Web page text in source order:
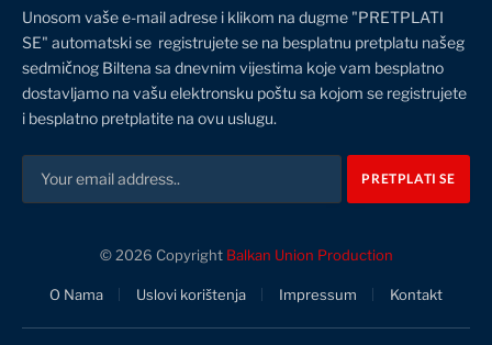
Unosom vaše e-mail adrese i klikom na dugme "PRETPLATI
SE" automatski se registrujete se na besplatnu pretplatu našeg
sedmičnog Biltena sa dnevnim vijestima koje vam besplatno
dostavljamo na vašu elektronsku poštu sa kojom se registrujete
i besplatno pretplatite na ovu uslugu.
© 2026 Copyright Balkan Union Production
O Nama Uslovi korištenja Impressum Kontakt